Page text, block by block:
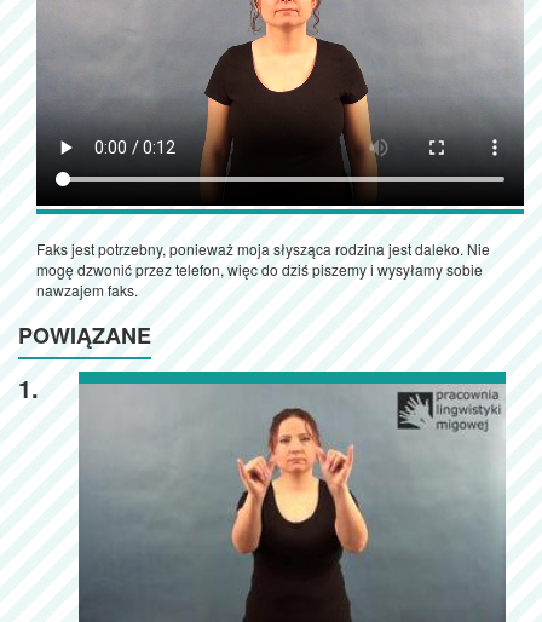
Faks jest potrzebny, ponieważ moja słysząca rodzina jest daleko. Nie
mogę dzwonić przez telefon, więc do dziś piszemy i wysyłamy sobie
nawzajem faks.
POWIĄZANE
1.